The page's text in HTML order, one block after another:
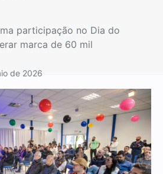
participação no Dia do
marca de 60 mil
de 2026